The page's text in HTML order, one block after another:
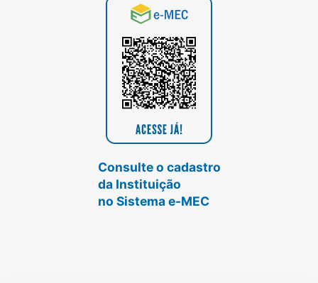
Consulte o cadastro
da Instituição
no Sistema e-MEC